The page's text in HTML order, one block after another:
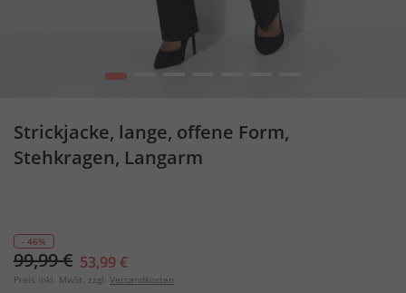
1
Strickjacke, lange, offene Form,
Stehkragen, Langarm
- 46%
99,99 € 53,99 €
Preis inkl. MwSt. zzgl. Versandkosten